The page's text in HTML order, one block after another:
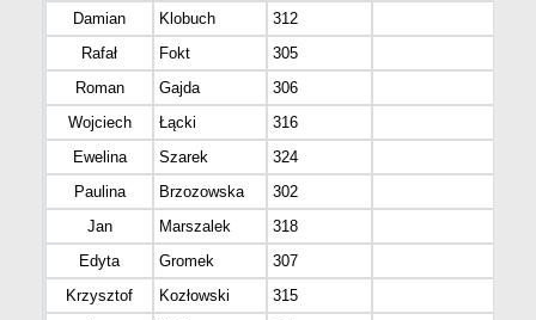
Damian
Klobuch 312
Rafał
Fokt 305
Roman
Gajda 306
Wojciech
Łącki 316
Ewelina
Szarek 324
Paulina
Brzozowska 302
Jan
Marszalek 318
Edyta
Gromek 307
Krzysztof
Kozłowski 315